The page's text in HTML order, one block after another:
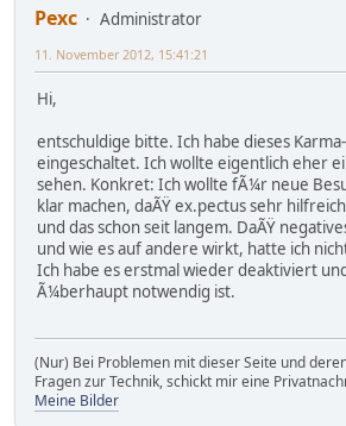
Pexc
Administrator
11. November 2012, 15:41:21
Hi,
entschuldige bitte. Ich habe dieses
eingeschaltet. Ich wollte eigentlich eher
sehen. Konkret: Ich wollte fÃ¼r neue
klar machen, daÃŸ ex.pectus sehr
und das schon seit langem. DaÃŸ
und wie es auf andere wirkt, hatte ich
Ich habe es erstmal wieder deaktiviert
Ã¼berhaupt notwendig ist.
(Nur) Bei Problemen mit dieser Seite und
Fragen zur Technik, schickt mir eine
Meine Bilder